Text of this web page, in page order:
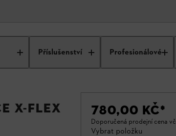
Příslušenství Profesionálové
X-Flex 780,00 KČ*
Doporučená prodejní cena
Vybrat položku